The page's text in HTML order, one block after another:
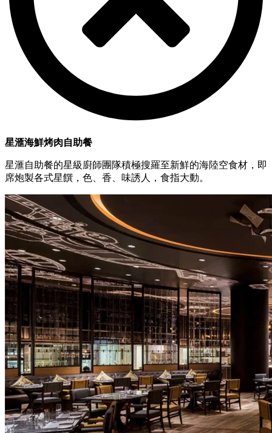
星滙海鮮烤肉自助餐
星滙自助餐的星級廚師團隊積極搜羅至新鮮的海陸空食材，即
席炮製各式星饌，色、香、味誘人，食指大動。